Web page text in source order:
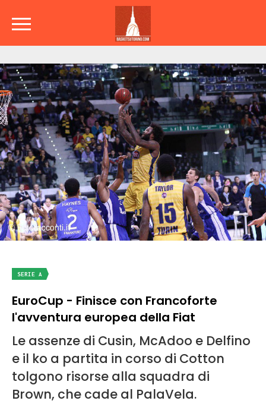
SERIE A
EuroCup - Finisce con Francoforte
l'avventura europea della Fiat
Le assenze di Cusin, McAdoo e Delfino
e il ko a partita in corso di Cotton
tolgono risorse alla squadra di
Brown, che cade al PalaVela.